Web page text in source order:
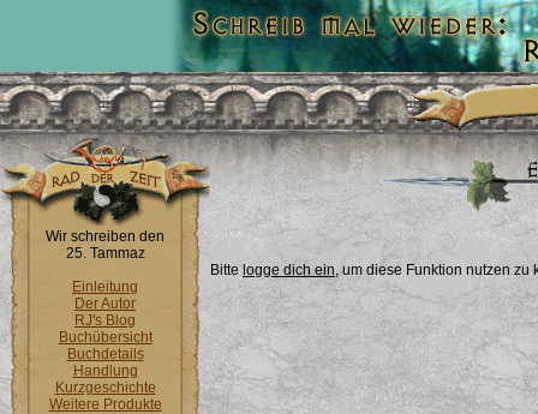
Wir schreiben den
25. Tammaz
Einleitung
Der Autor
RJ's Blog
Buchübersicht
Buchdetails
Handlung
Kurzgeschichte
Weitere Produkte
Bitte logge dich ein, um diese Funktion nutzen zu